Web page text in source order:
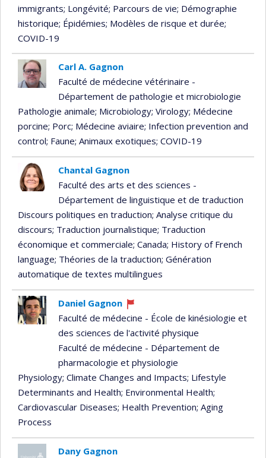
immigrants; Longévité; Parcours de vie; Démographie
historique; Épidémies; Modèles de risque et durée;
COVID-19
Carl A. Gagnon
Faculté de médecine vétérinaire -
Département de pathologie et microbiologie
Pathologie animale; Microbiology; Virology; Médecine
porcine; Porc; Médecine aviaire; Infection prevention and
control; Faune; Animaux exotiques; COVID-19
Chantal Gagnon
Faculté des arts et des sciences -
Département de linguistique et de traduction
Discours politiques en traduction; Analyse critique du
discours; Traduction journalistique; Traduction
économique et commerciale; Canada; History of French
language; Théories de la traduction; Génération
automatique de textes multilingues
Daniel Gagnon
Currently
recruiting
Faculté de médecine - École de kinésiologie et
des sciences de l'activité physique
Faculté de médecine - Département de
pharmacologie et physiologie
Physiology; Climate Changes and Impacts; Lifestyle
Determinants and Health; Environmental Health;
Cardiovascular Diseases; Health Prevention; Aging
Process
Dany Gagnon